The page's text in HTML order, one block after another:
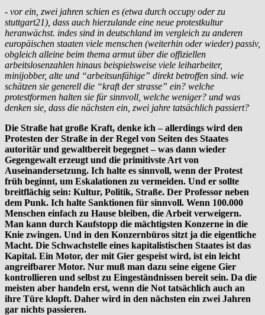
- vor ein, zwei jahren schien es (etwa durch occupy oder zu
stuttgart21), dass auch hierzulande eine neue protestkultur
heranwächst. indes sind in deutschland im vergleich zu anderen
europäischen staaten viele menschen (weiterhin oder wieder) passiv,
obgleich alleine beim thema armut über die offiziellen
arbeitslosenzahlen hinaus beispielsweise viele leiharbeiter,
minijobber, alte und “arbeitsunfähige” direkt betroffen sind. wie
schätzen sie generell die “kraft der strasse” ein? welche
protestformen halten sie für sinnvoll, welche weniger? und was
denken sie, dass die nächsten ein, zwei jahre tatsächlich passiert?
Die Straße hat große Kraft, denke ich – allerdings wird den
Protesten der Straße in der Regel von Seiten des Staates
autoritär und gewaltbereit begegnet – was dann wieder
Gegengewalt erzeugt und die primitivste Art von
Auseinandersetzung. Ich halte es sinnvoll, wenn der Protest
früh beginnt, um Eskalationen zu vermeiden. Und er sollte
breitflächig sein: Kultur, Politik, Straße. Der Professor neben
dem Punk. Ich halte Sanktionen für sinnvoll. Wenn 100.000
Menschen einfach zu Hause bleiben, die Arbeit verweigern.
Man kann durch Kaufstopp die mächtigsten Konzerne in die
Knie zwingen. Und in den Konzernbüros sitzt ja die eigentliche
Macht. Die Schwachstelle eines kapitalistischen Staates ist das
Kapital. Ein Motor, der mit Gier gespeist wird, ist ein leicht
angreifbarer Motor. Nur muß man dazu seine eigene Gier
kontrollieren und selbst zu Eingeständnissen bereit sein. Da die
meisten aber handeln erst, wenn die Not tatsächlich auch an
ihre Türe klopft. Daher wird in den nächsten ein zwei Jahren
gar nichts passieren.